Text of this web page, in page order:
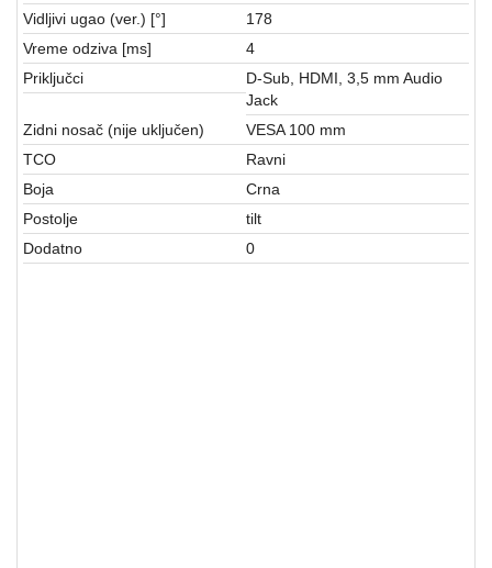
Vidljivi ugao (ver.) [°]
178
Vreme odziva [ms]
4
Priključci
D-Sub, HDMI, 3,5 mm Audio
Jack
Zidni nosač (nije uključen)
VESA 100 mm
TCO
Ravni
Boja
Crna
Postolje
tilt
Dodatno
0